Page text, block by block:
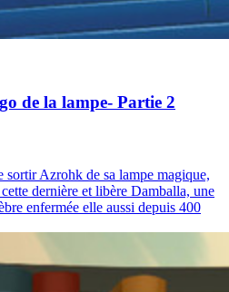
de la lampe- Partie 2
sortir Azrohk de sa lampe magique,
dernière et libère Damballa, une
enfermée elle aussi depuis 400